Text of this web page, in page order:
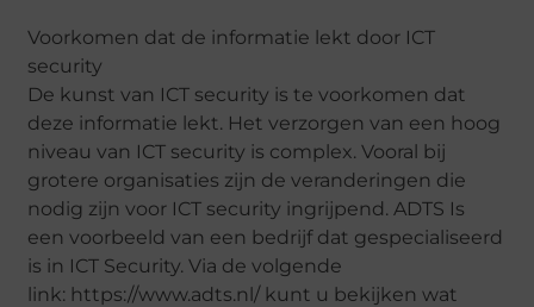
Voorkomen dat de informatie lekt door ICT
security
De kunst van ICT security is te voorkomen dat
deze informatie lekt. Het verzorgen van een hoog
niveau van ICT security is complex. Vooral bij
grotere organisaties zijn de veranderingen die
nodig zijn voor ICT security ingrijpend. ADTS Is
een voorbeeld van een bedrijf dat gespecialiseerd
is in ICT Security. Via de volgende
link: https://www.adts.nl/kunt u bekijken wat